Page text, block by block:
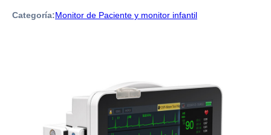
Categoría:Monitor de Paciente y monitor infantil